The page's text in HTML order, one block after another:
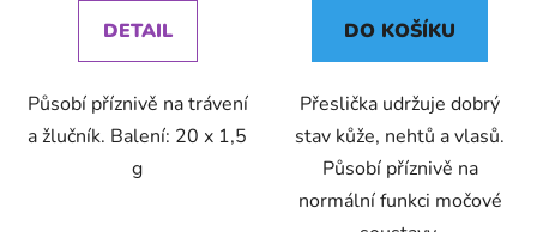
DETAIL
Působí příznivě na trávení
a žlučník. Balení: 20 x 1,5
g
DO KOŠÍKU
Přeslička udržuje dobrý
stav kůže, nehtů a vlasů.
Působí příznivě na
normální funkci močové